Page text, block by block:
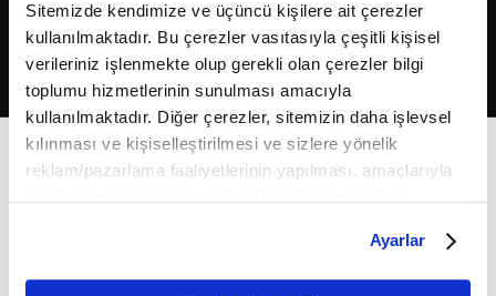
Sitemizde kendimize ve üçüncü kişilere ait çerezler
kullanılmaktadır. Bu çerezler vasıtasıyla çeşitli kişisel
verileriniz işlenmekte olup gerekli olan çerezler bilgi
toplumu hizmetlerinin sunulması amacıyla
kullanılmaktadır. Diğer çerezler, sitemizin daha işlevsel
kılınması ve kişiselleştirilmesi ve sizlere yönelik
reklam/pazarlama faaliyetlerinin yapılması, amaçlarıyla
belirleyebilirsiniz. Çerezlere ilişkin detaylı bilgi için
Ayarlar butonuna tıklayabilir,Çerez Bilgilendirme
Ayarlar
2026Fikriyat. Tüm hakları saklıdır.